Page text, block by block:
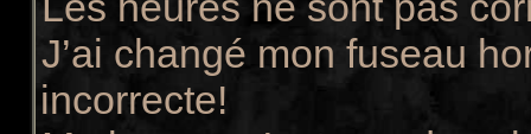
J’ai changé mon fuseau
incorrecte!